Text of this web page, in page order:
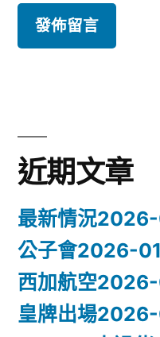
近期文章
最新情況
公子會2026-
西加航空
皇牌出場